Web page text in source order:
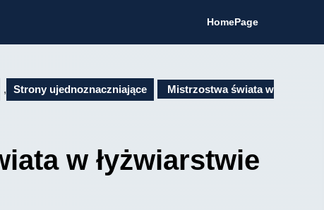
HomePage
, Strony ujednoznaczniające Mistrzostwa świata w
w łyżwiarstwie